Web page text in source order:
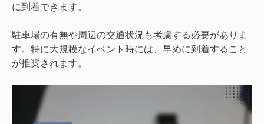
に到着できます。
駐車場の有無や周辺の交通状況も考慮する必要がありま
す。特に大規模なイベント時には、早めに到着すること
が推奨されます。